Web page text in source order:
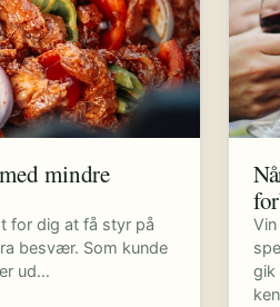
mindre
for dig at få styr på
besvær. Som kunde
ud…
gik